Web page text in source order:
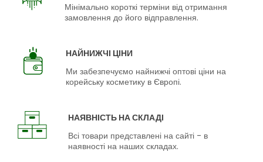
Мінімально короткі терміни від отримання
замовлення до його відправлення.
НАЙНИЖЧІ ЦІНИ
Ми забезпечуємо найнижчі оптові ціни на
корейську косметику в Європі.
НАЯВНІСТЬ НА СКЛАДІ
Всі товари представлені на сайті - в
наявності на наших складах.